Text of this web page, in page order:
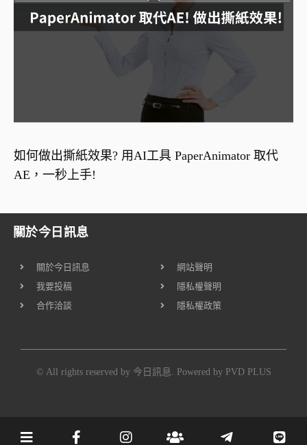
如何做出撕紙效果? 用AI工具 PaperAnimator 取代
AE，一秒上手!
關於今日訊息
關於今日訊息
我要投稿
合作洽談
網站聲明
隱私權聲明
隱私權政策
© All rights reserved by 今日訊息. Powered by PVD PLUS